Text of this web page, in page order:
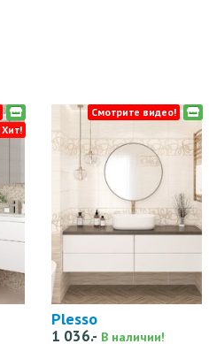
Хит!
Plesso
1 036.- В наличии!
Смотрите видео!